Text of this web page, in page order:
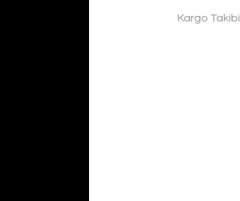
Kargo Takibi